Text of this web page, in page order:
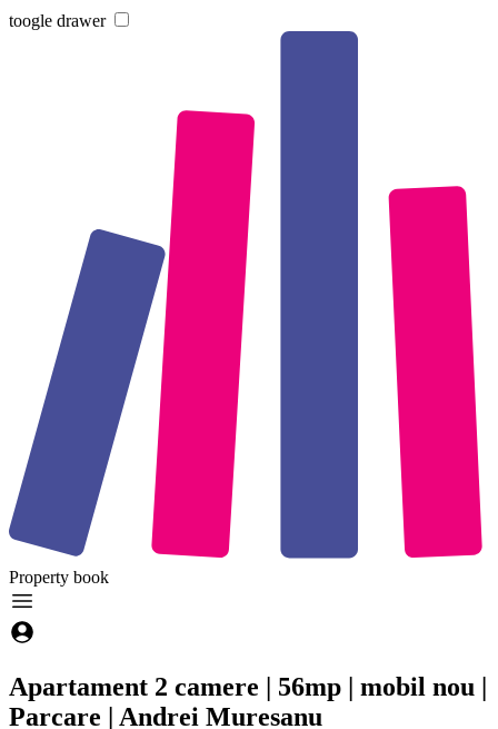
toogle drawer
Property book
Apartament 2 camere | 56mp | mobil nou |
Parcare | Andrei Muresanu